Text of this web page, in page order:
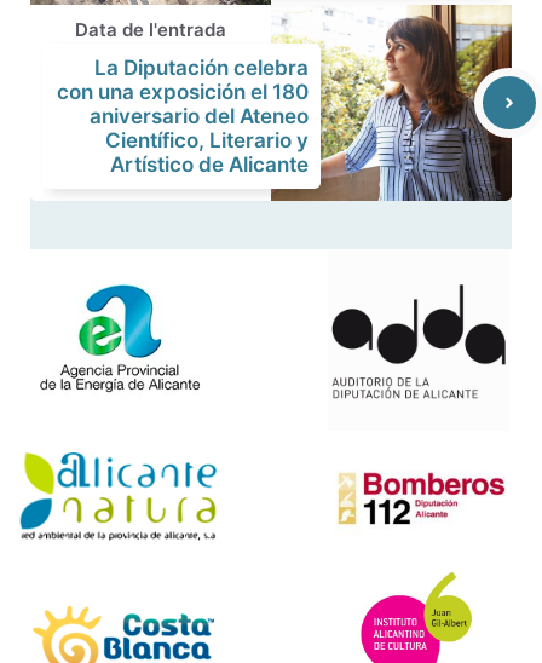
Data de l'entrada
La Diputación celebra
con una exposición el 180
aniversario del Ateneo
Científico, Literario y
Artístico de Alicante